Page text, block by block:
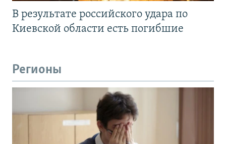
В результате российского удара по
Киевской области есть погибшие
Регионы